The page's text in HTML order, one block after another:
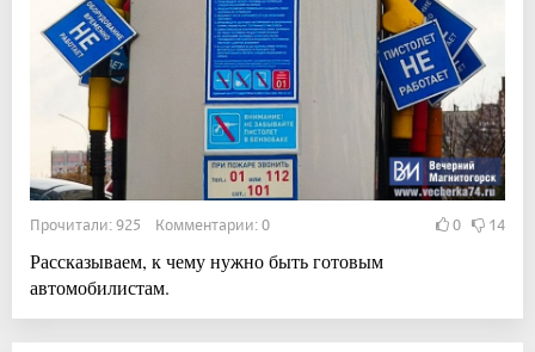
Прочитали: 925 Комментарии: 0 0 14
Рассказываем, к чему нужно быть готовым
автомобилистам.